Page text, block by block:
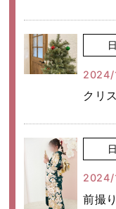
クリ
前撮り